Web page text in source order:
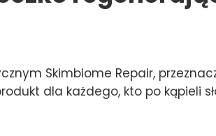
Skimbiome Repair,
dla każdego, kto po kąpieli